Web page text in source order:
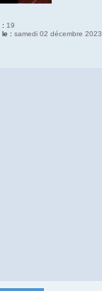
: 19
le : samedi 02 décembre 2023